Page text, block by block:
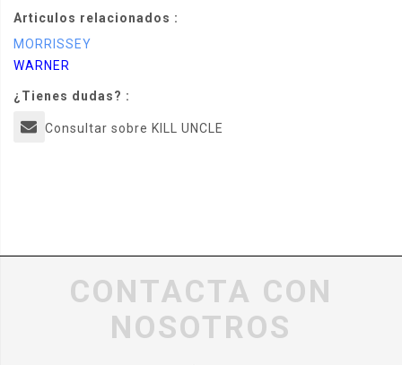
Articulos relacionados :
MORRISSEY
WARNER
¿Tienes dudas? :
Consultar sobre KILL UNCLE
CONTACTA CON
NOSOTROS